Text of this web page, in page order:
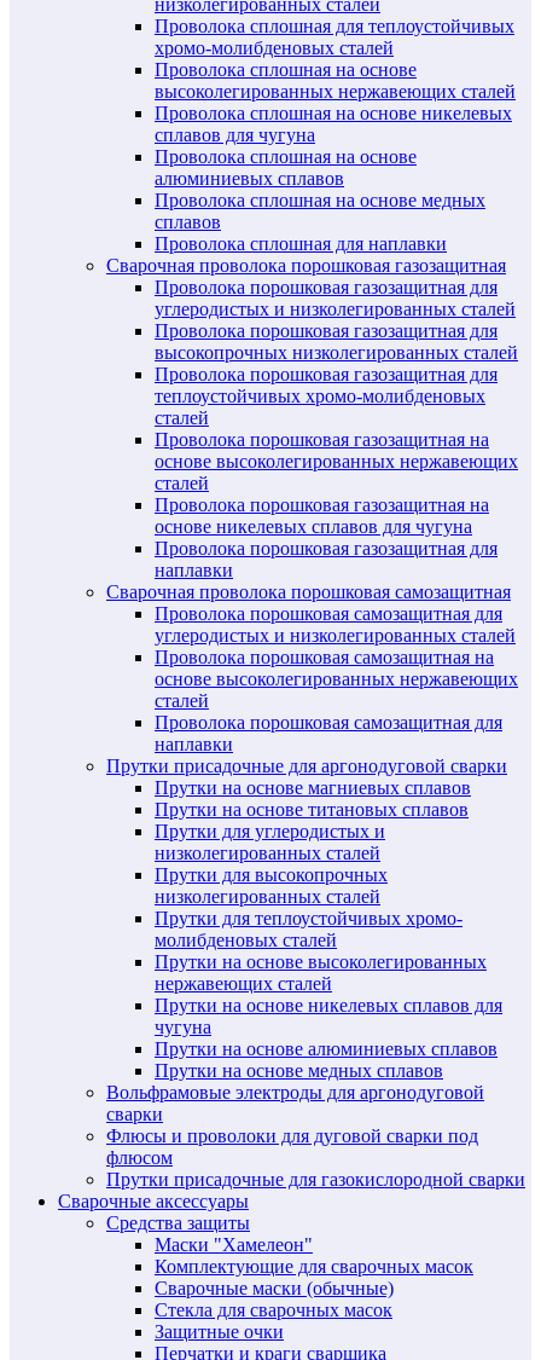
Проволока сплошная для теплоустойчивых
хромо-молибденовых сталей
Проволока сплошная на основе
высоколегированных нержавеющих сталей
Проволока сплошная на основе никелевых
сплавов для чугуна
Проволока сплошная на основе
алюминиевых сплавов
Проволока сплошная на основе медных
сплавов
Проволока сплошная для наплавки
Сварочная проволока порошковая газозащитная
Проволока порошковая газозащитная для
углеродистых и низколегированных сталей
Проволока порошковая газозащитная для
высокопрочных низколегированных сталей
Проволока порошковая газозащитная для
теплоустойчивых хромо-молибденовых
сталей
Проволока порошковая газозащитная на
основе высоколегированных нержавеющих
сталей
Проволока порошковая газозащитная на
основе никелевых сплавов для чугуна
Проволока порошковая газозащитная для
наплавки
Сварочная проволока порошковая самозащитная
Проволока порошковая самозащитная для
углеродистых и низколегированных сталей
Проволока порошковая самозащитная на
основе высоколегированных нержавеющих
сталей
Проволока порошковая самозащитная для
наплавки
Прутки присадочные для аргонодуговой сварки
Прутки на основе магниевых сплавов
Прутки на основе титановых сплавов
Прутки для углеродистых и
низколегированных сталей
Прутки для высокопрочных
низколегированных сталей
Прутки для теплоустойчивых хромо-
молибденовых сталей
Прутки на основе высоколегированных
нержавеющих сталей
Прутки на основе никелевых сплавов для
чугуна
Прутки на основе алюминиевых сплавов
Прутки на основе медных сплавов
Вольфрамовые электроды для аргонодуговой
сварки
Флюсы и проволоки для дуговой сварки под
флюсом
Прутки присадочные для газокислородной сварки
Сварочные аксессуары
Средства защиты
Маски "Хамелеон"
Комплектующие для сварочных масок
Сварочные маски (обычные)
Стекла для сварочных масок
Защитные очки
Перчатки и краги сварщика